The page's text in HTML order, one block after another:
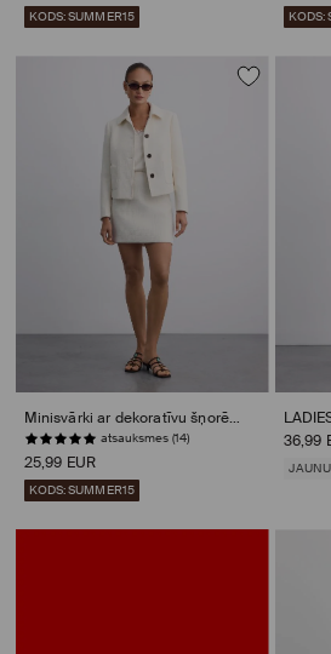
KODS: SUMMER15 KODS:
Minisvārki ar dekoratīvu šņorējumu
atsauksmes (14)
25,99 EUR
KODS: SUMMER15
36,99